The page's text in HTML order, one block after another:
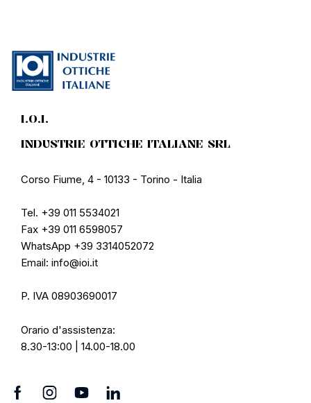
I.O.I.
INDUSTRIE OTTICHE ITALIANE SRL
Corso Fiume, 4 - 10133 - Torino - Italia
Tel. +39 011 5534021
Fax +39 011 6598057
WhatsApp +39 3314052072
Email: info@ioi.it
P. IVA 08903690017
Orario d'assistenza:
8.30-13:00 | 14.00-18.00